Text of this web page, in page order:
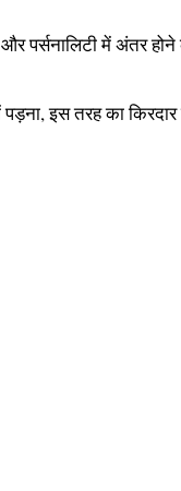
और पर्सनालिटी में अंतर
इस तरह का